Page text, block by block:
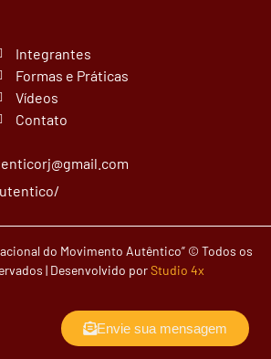
Envie sua mensagem
Integrantes
Formas e Práticas
Vídeos
Contato
do Movimento Autêntico” © Todos os
| Desenvolvido porStudio 4x